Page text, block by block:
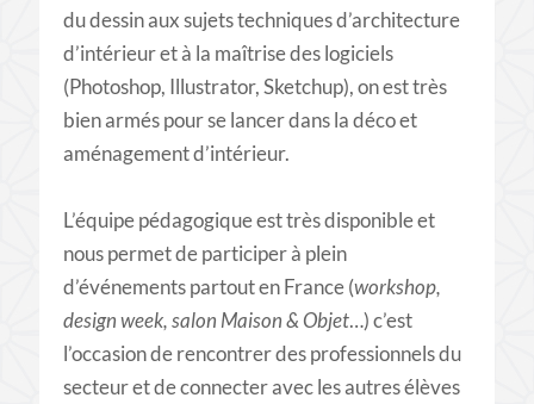
du dessin aux sujets techniques d’architecture
d’intérieur et à la maîtrise des logiciels
(Photoshop, Illustrator, Sketchup), on est très
bien armés pour se lancer dans la déco et
aménagement d’intérieur.
L’équipe pédagogique est très disponible et
nous permet de participer à plein
d’événements partout en France (workshop,
design week, salon Maison & Objet…) c’est
l’occasion de rencontrer des professionnels du
secteur et de connecter avec les autres élèves